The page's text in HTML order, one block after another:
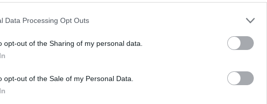
Data Processing Opt Outs
opt-out of the Sharing of my personal data.
opt-out of the Sale of my Personal Data.
testov, katerih pozitivne rezultate potrjujejo še s
(NIJZ) je v državi trenutno 818 aktivnih primerov okužb,